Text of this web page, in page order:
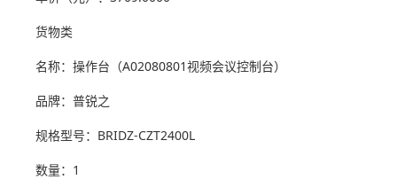
货物类
名称：操作台（A02080801视频会议控制台）
品牌：普锐之
规格型号：BRIDZ-CZT2400L
数量：1